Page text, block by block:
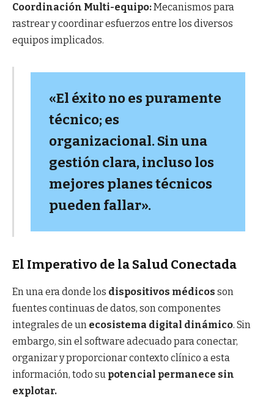
Coordinación Multi-equipo:Mecanismos para
rastrear y coordinar esfuerzos entre los diversos
equipos implicados.
«El éxito no es puramente
técnico; es
organizacional. Sin una
gestión clara, incluso los
mejores planes técnicos
pueden fallar».
El Imperativo de la Salud Conectada
En una era donde los dispositivos médicos son
fuentes continuas de datos, son componentes
integrales de un ecosistema digital dinámico. Sin
embargo, sin el software adecuado para conectar,
organizar y proporcionar contexto clínico a esta
información, todo su potencial permanece sin
explotar.